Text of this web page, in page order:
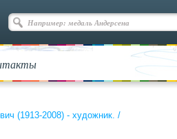
(1913-2008) - художник. /